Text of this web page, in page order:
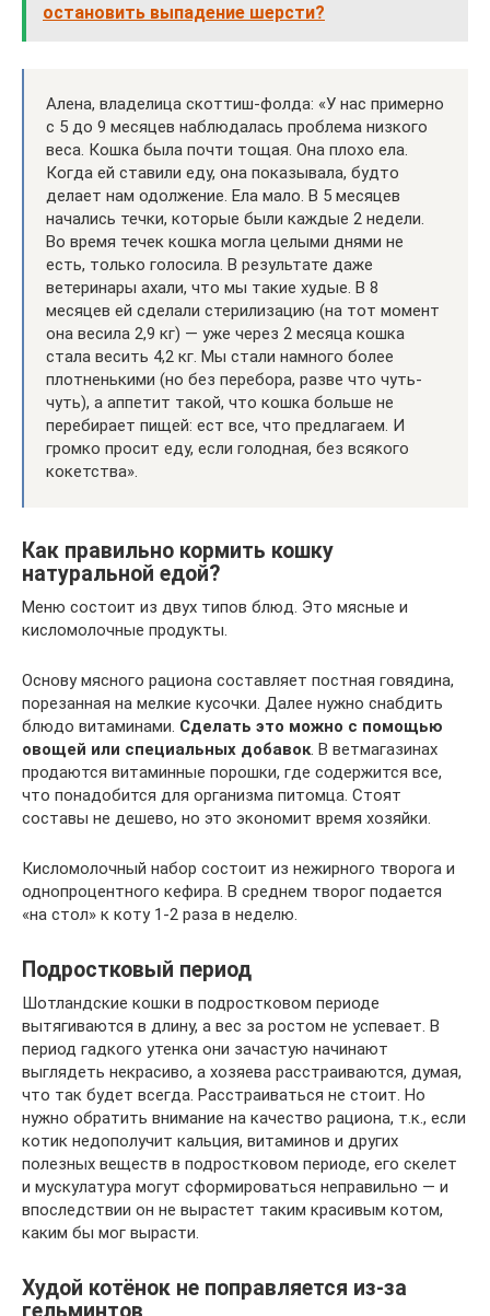
остановить выпадение шерсти?
Алена, владелица скоттиш-фолда: «У нас примерно
с 5 до 9 месяцев наблюдалась проблема низкого
веса. Кошка была почти тощая. Она плохо ела.
Когда ей ставили еду, она показывала, будто
делает нам одолжение. Ела мало. В 5 месяцев
начались течки, которые были каждые 2 недели.
Во время течек кошка могла целыми днями не
есть, только голосила. В результате даже
ветеринары ахали, что мы такие худые. В 8
месяцев ей сделали стерилизацию (на тот момент
она весила 2,9 кг) — уже через 2 месяца кошка
стала весить 4,2 кг. Мы стали намного более
плотненькими (но без перебора, разве что чуть-
чуть), а аппетит такой, что кошка больше не
перебирает пищей: ест все, что предлагаем. И
громко просит еду, если голодная, без всякого
кокетства».
Как правильно кормить кошку
натуральной едой?
Меню состоит из двух типов блюд. Это мясные и
кисломолочные продукты.
Основу мясного рациона составляет постная говядина,
порезанная на мелкие кусочки. Далее нужно снабдить
блюдо витаминами. Сделать это можно с помощью
овощей или специальных добавок. В ветмагазинах
продаются витаминные порошки, где содержится все,
что понадобится для организма питомца. Стоят
составы не дешево, но это экономит время хозяйки.
Кисломолочный набор состоит из нежирного творога и
однопроцентного кефира. В среднем творог подается
«на стол» к коту 1-2 раза в неделю.
Подростковый период
Шотландские кошки в подростковом периоде
вытягиваются в длину, а вес за ростом не успевает. В
период гадкого утенка они зачастую начинают
выглядеть некрасиво, а хозяева расстраиваются, думая,
что так будет всегда. Расстраиваться не стоит. Но
нужно обратить внимание на качество рациона, т.к., если
котик недополучит кальция, витаминов и других
полезных веществ в подростковом периоде, его скелет
и мускулатура могут сформироваться неправильно — и
впоследствии он не вырастет таким красивым котом,
каким бы мог вырасти.
Худой котёнок не поправляется из-за